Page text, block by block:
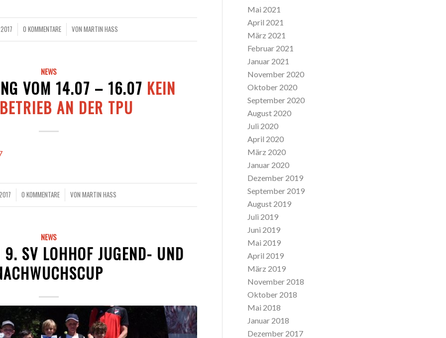
0 KOMMENTARE
/ VONMARTIN HASS
NEWS
VOM 14.07 – 16.07 KEIN
AN DER TPU
0 KOMMENTARE
/ VON MARTIN HASS
NEWS
SV LOHHOF JUGEND- UND
Mai 2021
April 2021
März 2021
Februar 2021
Januar 2021
November 2020
Oktober 2020
September 2020
August 2020
Juli 2020
April 2020
März 2020
Januar 2020
Dezember 2019
September 2019
August 2019
Juli 2019
Juni 2019
Mai 2019
April 2019
März 2019
November 2018
Oktober 2018
Mai 2018
Januar 2018
Dezember 2017